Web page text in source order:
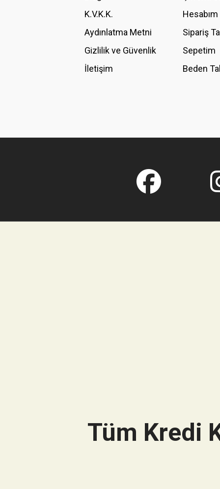
Bu ürüne benzer farklı alternatifler olmalı.
K.V.K.K.
Aydınlatma Metni
Gizlilik ve Güvenlik
İletişim
Hesabım
Sipariş
Sepetim
Beden
Tüm Kredi